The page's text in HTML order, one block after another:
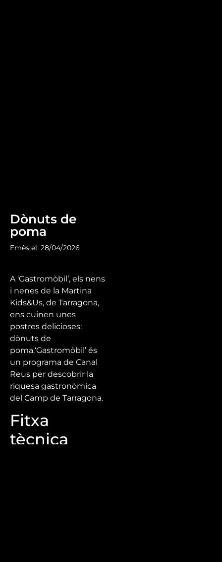
Dònuts de
poma
Emès el: 28/04/2026
A ‘Gastromòbil’, els nens
i nenes de la Martina
Kids&Us, de Tarragona,
ens cuinen unes
postres delicioses:
dònuts de
poma.‘Gastromòbil’ és
un programa de Canal
Reus per descobrir la
riquesa gastronòmica
del Camp de Tarragona.
Fitxa
tècnica